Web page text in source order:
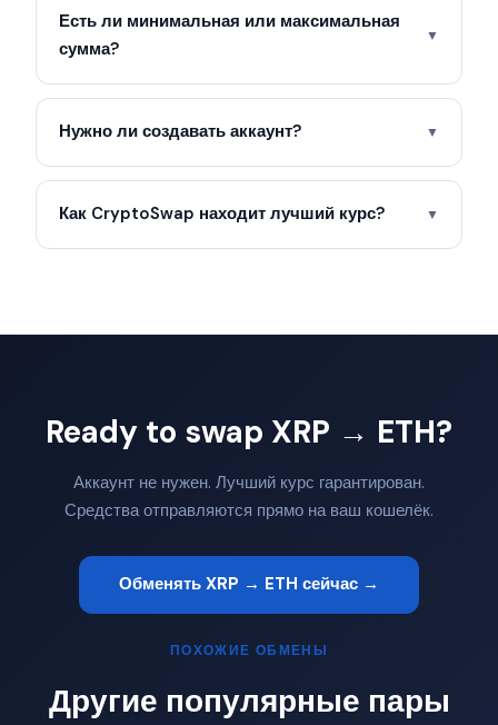
Есть ли минимальная или максимальная
сумма?
▼
Нужно ли создавать аккаунт? ▼
Как CryptoSwap находит лучший курс? ▼
Ready to swap XRP → ETH?
Аккаунт не нужен. Лучший курс гарантирован.
Средства отправляются прямо на ваш кошелёк.
Обменять XRP → ETH сейчас →
ПОХОЖИЕ ОБМЕНЫ
Другие популярные пары